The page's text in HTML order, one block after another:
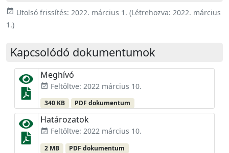
event_available Utolsó frissítés: 2022. március 1. (Létrehozva: 2022. március
1.)
Kapcsolódó dokumentumok
Meghívó
event_available Feltöltve: 2022 március 10.
340 KB PDF dokumentum
Határozatok
event_available Feltöltve: 2022 március 10.
2 MB PDF dokumentum